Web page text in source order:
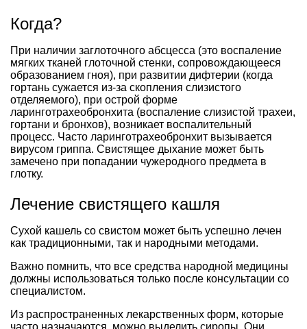
Когда?
При наличии заглоточного абсцесса (это воспаление
мягких тканей глоточной стенки, сопровождающееся
образованием гноя), при развитии дифтерии (когда
гортань сужается из-за скопления слизистого
отделяемого), при острой форме
ларинготрахеобронхита (воспаление слизистой трахеи,
гортани и бронхов), возникает воспалительный
процесс. Часто ларинготрахеобронхит вызывается
вирусом гриппа. Свистящее дыхание может быть
замечено при попадании чужеродного предмета в
глотку.
Лечение свистящего кашля
Сухой кашель со свистом может быть успешно лечен
как традиционными, так и народными методами.
Важно помнить, что все средства народной медицины
должны использоваться только после консультации со
специалистом.
Из распространенных лекарственных форм, которые
часто назначаются, можно выделить сиропы. Они